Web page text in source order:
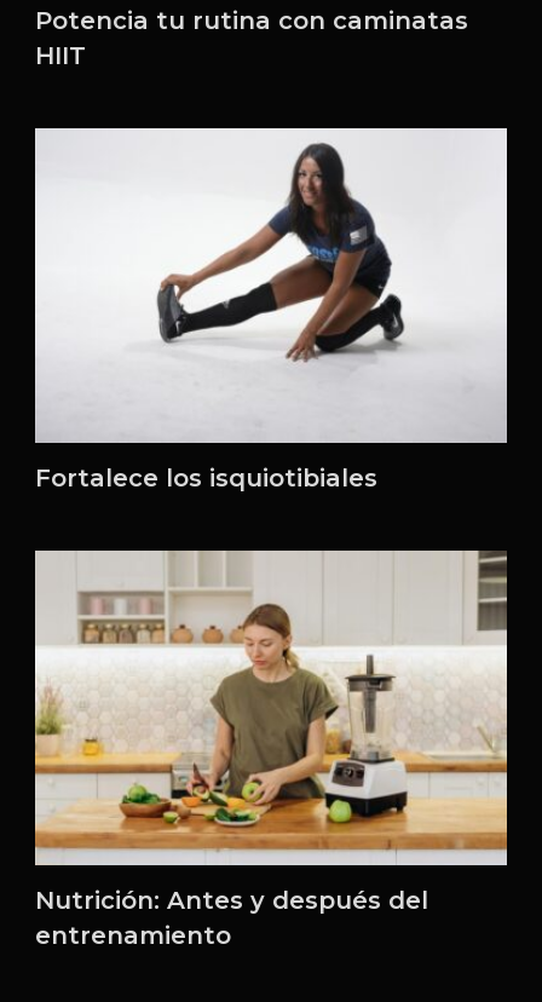
Potencia tu rutina con caminatas
HIIT
Fortalece los isquiotibiales
Nutrición: Antes y después del
entrenamiento